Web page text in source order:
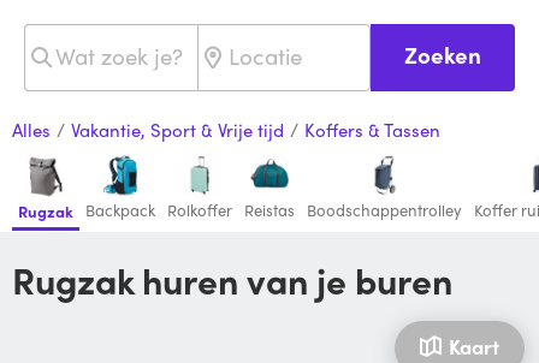
Zoeken
Alles / Vakantie, Sport & Vrije tijd / Koffers & Tassen
Rugzak Backpack Rolkoffer Reistas Boodschappentrolley Koffer
Rugzak huren van je buren
Kaart